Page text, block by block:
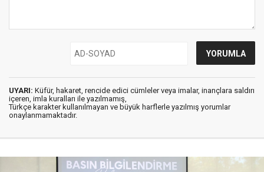
UYARI: Küfür, hakaret, rencide edici cümleler veya imalar, inançlara saldırı
içeren, imla kuralları ile yazılmamış,
Türkçe karakter kullanılmayan ve büyük harflerle yazılmış yorumlar
onaylanmamaktadır.